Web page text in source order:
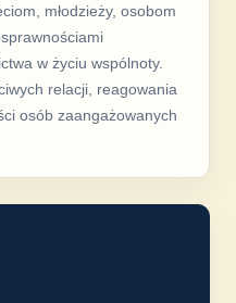
młodzieży, osobom
w życiu wspólnoty.
relacji, reagowania
osób zaangażowanych